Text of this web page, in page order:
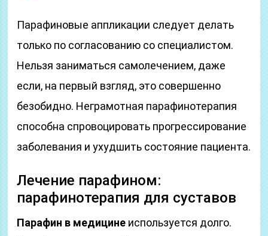
Парафиновые аппликации следует делать
только по согласованию со специалистом.
Нельзя заниматься самолечением, даже
если, на первый взгляд, это совершенно
безобидно. Неграмотная парафинотерапия
способна спровоцировать прогрессирование
заболевания и ухудшить состояние пациента.
Лечение парафином:
парафинотерапия для суставов
Парафин в медицине используется долго.